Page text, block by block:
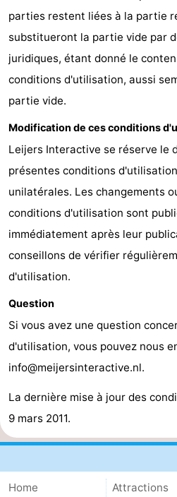
parties restent liées à la partie
substitueront la partie vide par
juridiques, étant donné le
conditions d'utilisation, aussi
partie vide.
Modification de ces conditions
Leijers Interactive se réserve le
présentes conditions
unilatérales. Les changements
conditions d'utilisation sont
immédiatement après leur
conseillons de vérifier
d'utilisation.
Question
Si vous avez une question
d'utilisation, vous pouvez nous
info@meijersinteractive.nl.
La dernière mise à jour des
9 mars 2011.
Home
Attractions